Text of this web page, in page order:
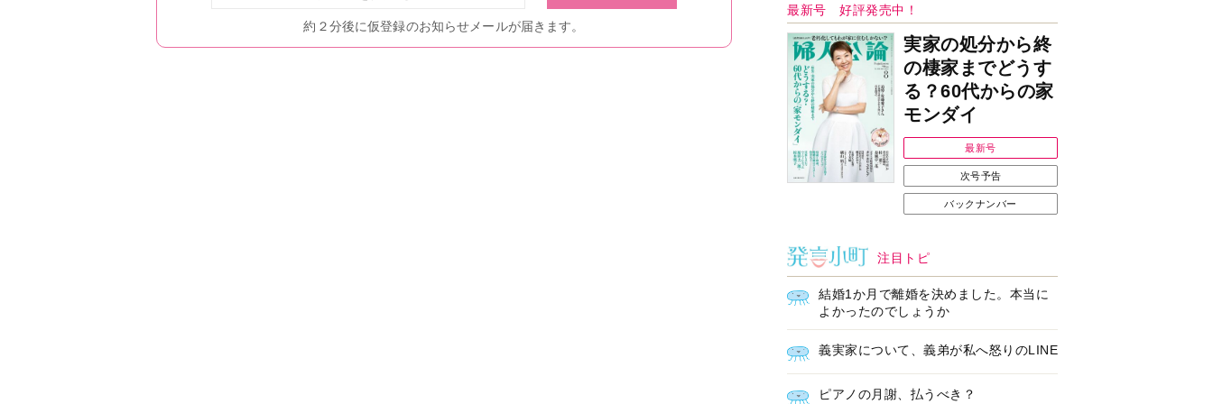
インフォメーション
ＡＩで始める遺言を書
く前の準備セミナー開
催
耳にすっぽり！オーテ
ィコン補聴器、新しい
スタイルで All in Ear
の「オーティコン ジー
ル」を発売
脳の健康習慣をサポー
トするオープンイヤー
型イヤホン「kikippa イ
ヤホン HERALBONY
モデル」発売
【編集部より】広告ペ
ージについてのお詫び
と訂正